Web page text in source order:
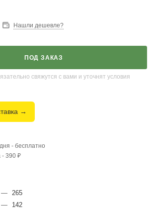
Нашли дешевле?
ПОД ЗАКАЗ
свяжутся с вами и уточнят условия
→
- бесплатно
- 390 ₽
— 265
—
142